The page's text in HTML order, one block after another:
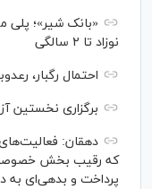
«بانک شیر»؛ پلی
نوزاد تا ۲ سالگی
احتمال رگبار،
برگزاری نخستین
دهقان:
که رقیب بخش خصوصی
پرداخت و بدهی‌ای به